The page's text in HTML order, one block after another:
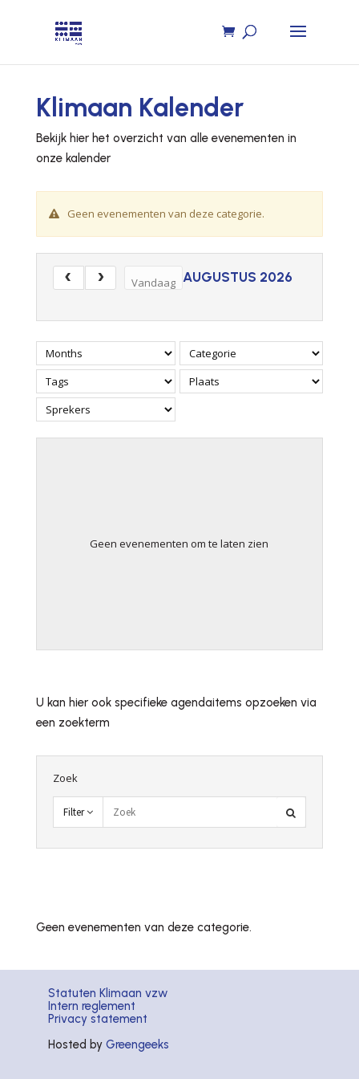
Klimaan Kalender
Bekijk hier het overzicht van alle evenementen in
onze kalender
Geen evenementen van deze categorie.
Vandaag AUGUSTUS 2026
Geen evenementen om te laten zien
U kan hier ook specifieke agendaitems opzoeken via
een zoekterm
Zoek
Filter
Geen evenementen van deze categorie.
Statuten Klimaan vzw
Intern reglement
Privacy statement
Hosted by Greengeeks